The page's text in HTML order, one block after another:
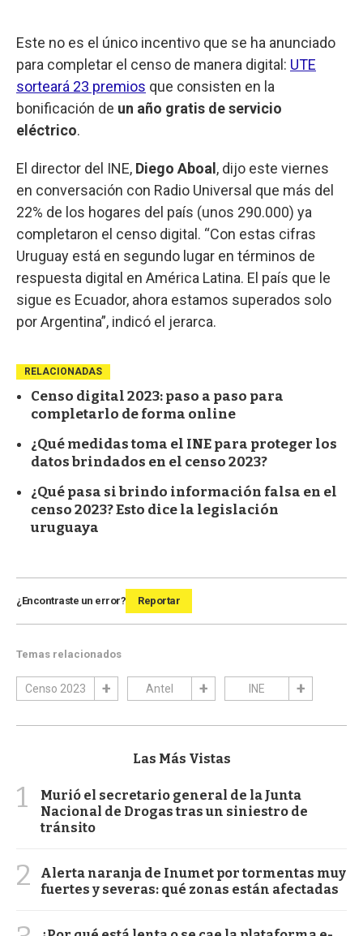
Este no es el único incentivo que se ha anunciado
para completar el censo de manera digital: UTE
sorteará 23 premios que consisten en la
bonificación de un año gratis de servicio
eléctrico.
El director del INE, Diego Aboal , dijo este viernes
en conversación con Radio Universal que más del
22% de los hogares del país (unos 290.000) ya
completaron el censo digital. “Con estas cifras
Uruguay está en segundo lugar en términos de
respuesta digital en América Latina. El país que le
sigue es Ecuador, ahora estamos superados solo
por Argentina”, indicó el jerarca.
RELACIONADAS
Censo digital 2023: paso a paso para
completarlo de forma online
¿Qué medidas toma el INE para proteger los
datos brindados en el censo 2023?
¿Qué pasa si brindo información falsa en el
censo 2023? Esto dice la legislación
uruguaya
¿Encontraste un error? Reportar
Temas relacionados
Censo 2023 Antel INE
Las Más Vistas
1
Murió el secretario general de la Junta
Nacional de Drogas tras un siniestro de
tránsito
2
Alerta naranja de Inumet por tormentas muy
fuertes y severas: qué zonas están afectadas